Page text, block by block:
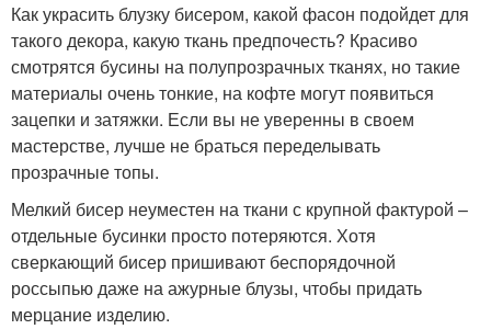
Как украсить блузку бисером, какой фасон подойдет для
такого декора, какую ткань предпочесть? Красиво
смотрятся бусины на полупрозрачных тканях, но такие
материалы очень тонкие, на кофте могут появиться
зацепки и затяжки. Если вы не уверенны в своем
мастерстве, лучше не браться переделывать
прозрачные топы.
Мелкий бисер неуместен на ткани с крупной фактурой –
отдельные бусинки просто потеряются. Хотя
сверкающий бисер пришивают беспорядочной
россыпью даже на ажурные блузы, чтобы придать
мерцание изделию.